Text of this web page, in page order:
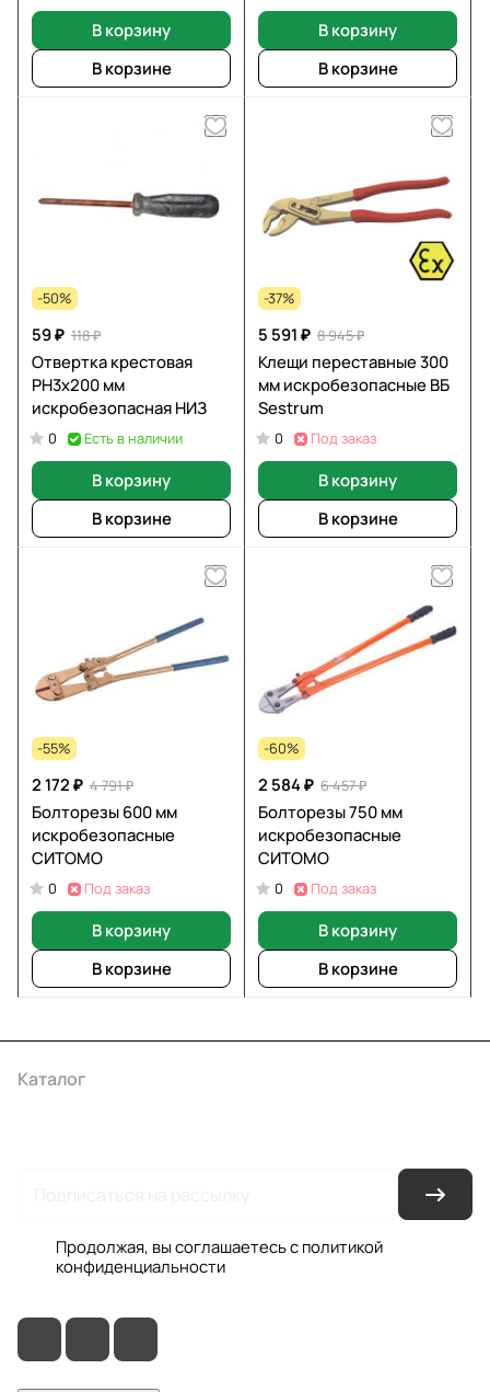
В корзину
В корзине
В корзину
В корзине
-50%
59 ₽ 118 ₽
Отвертка крестовая
PH3x200 мм
искробезопасная НИЗ
0 Есть в наличии
В корзину
В корзине
-37%
5 591 ₽ 8 945 ₽
Клещи переставные 300
мм искробезопасные ВБ
Sеstrum
0 Под заказ
В корзину
В корзине
-55%
2 172 ₽ 4 791 ₽
Болторезы 600 мм
искробезопасные
СИТОМО
0 Под заказ
В корзину
В корзине
-60%
2 584 ₽ 6 457 ₽
Болторезы 750 мм
искробезопасные
СИТОМО
0 Под заказ
В корзину
В корзине
Каталог
Продолжая, вы соглашаетесь с политикой
конфиденциальности